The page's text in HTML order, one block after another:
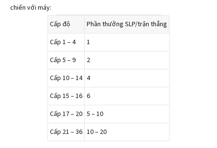
chiến với máy:
Cấp độ
Phần thưởng SLP/trận thắng
Cấp 1 – 4
1
Cấp 5 – 9
2
Cấp 10 – 14 4
Cấp 15 – 16 6
Cấp 17 – 20 5 – 10
Cấp 21 – 36 10 – 20